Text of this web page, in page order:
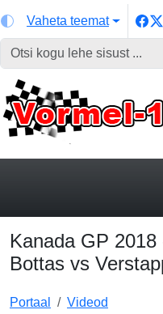
Vaheta teemat
Kanada GP
Bottas vs
Portaal
Videod